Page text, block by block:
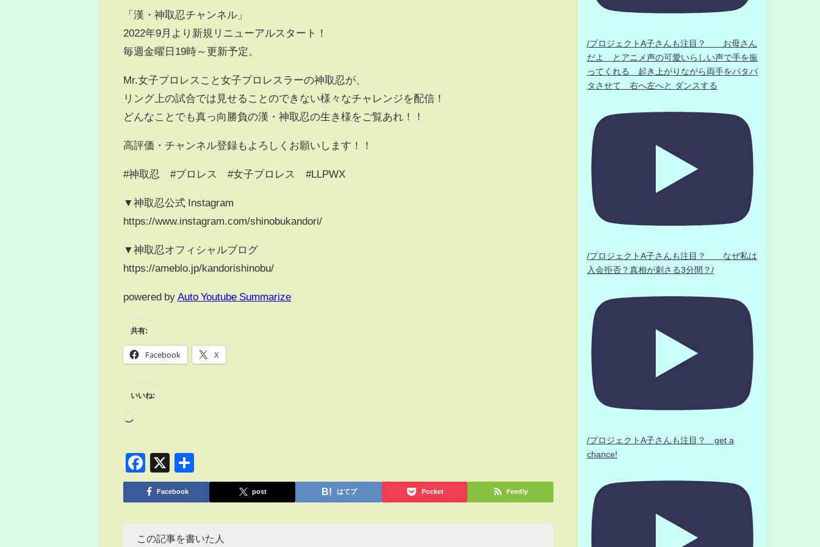
「漢・神取忍チャンネル」
2022年9月より新規リニューアルスタート！
毎週金曜日19時～更新予定。
Mr.女子プロレスこと女子プロレスラーの神取忍が、
リング上の試合では見せることのできない様々なチャレンジを配信！
どんなことでも真っ向勝負の漢・神取忍の生き様をご覧あれ！！
高評価・チャンネル登録もよろしくお願いします！！
#神取忍 #プロレス #女子プロレス #LLPWX
▼神取忍公式 Instagram
https://www.instagram.com/shinobukandori/
▼神取忍オフィシャルブログ
https://ameblo.jp/kandorishinobu/
powered by Auto Youtube Summarize
共有:
Facebook X
いいね:
Facebook
X
有
Facebook post はてブ Pocket Feedly
この記事を書いた人
/プロジェクトA子さんも注目？ お母さん
だよ とアニメ声の可愛いらしい声で手を振
ってくれる 起き上がりながら両手をパタパ
タさせて 右へ左へと ダンスする
/プロジェクトA子さんも注目？ なぜ私は
入会拒否？真相が刺さる3分間？/
/プロジェクトA子さんも注目？ get a
chance!